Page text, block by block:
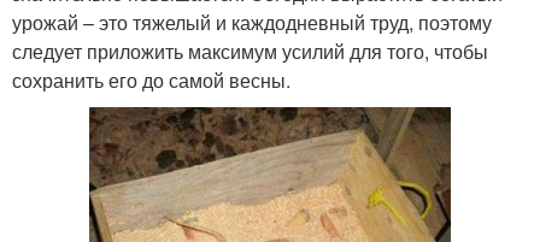
урожай – это тяжелый и каждодневный труд, поэтому
следует приложить максимум усилий для того, чтобы
сохранить его до самой весны.